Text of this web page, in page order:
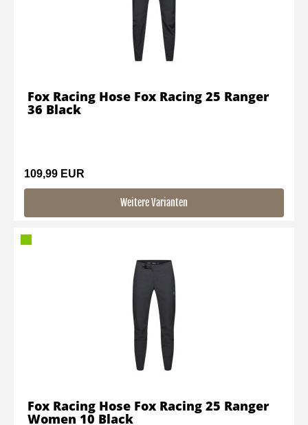
109,99 EUR
Weitere Varianten
Fox Racing Hose Fox Racing 25 Ranger
36 Black
Fox Racing Hose Fox Racing 25 Ranger
Women 10 Black